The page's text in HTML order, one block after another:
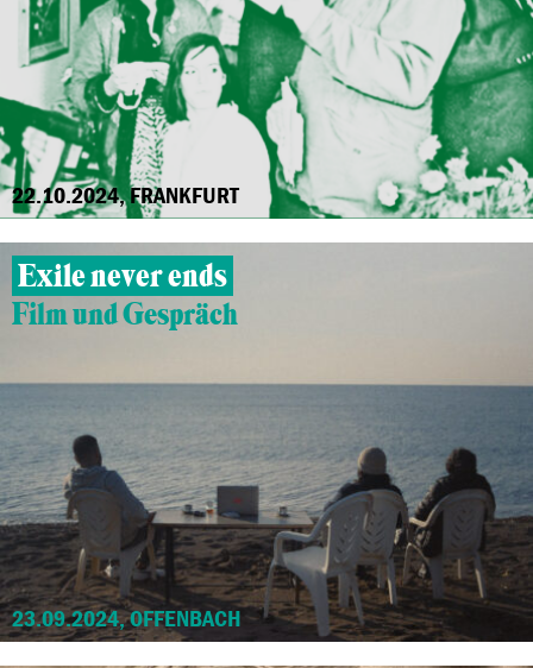
22.10.2024, FRANKFURT
Exile never ends
Film und Gespräch
23.09.2024, OFFENBACH